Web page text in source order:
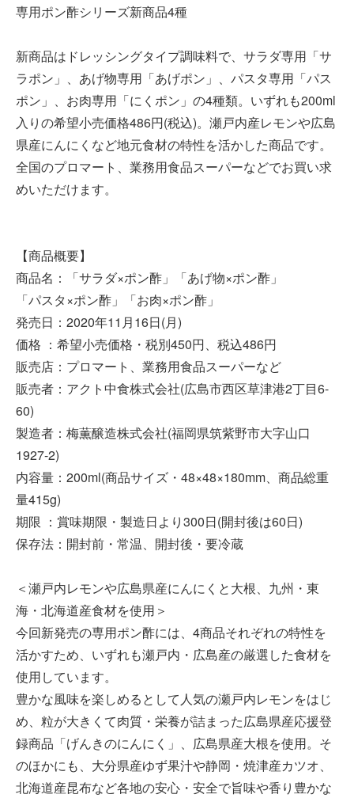
専用ポン酢シリーズ新商品4種
新商品はドレッシングタイプ調味料で、サラダ専用「サ
ラポン」、あげ物専用「あげポン」、パスタ専用「パス
ポン」、お肉専用「にくポン」の4種類。いずれも200ml
入りの希望小売価格486円(税込)。瀬戸内産レモンや広島
県産にんにくなど地元食材の特性を活かした商品です。
全国のプロマート、業務用食品スーパーなどでお買い求
めいただけます。
【商品概要】
商品名：「サラダ×ポン酢」「あげ物×ポン酢」
「パスタ×ポン酢」「お肉×ポン酢」
発売日：2020年11月16日(月)
価格 ：希望小売価格・税別450円、税込486円
販売店：プロマート、業務用食品スーパーなど
販売者：アクト中食株式会社(広島市西区草津港2丁目6-
60)
製造者：梅薫醸造株式会社(福岡県筑紫野市大字山口
1927-2)
内容量：200ml(商品サイズ・48×48×180mm、商品総重
量415g)
期限 ：賞味期限・製造日より300日(開封後は60日)
保存法：開封前・常温、開封後・要冷蔵
＜瀬戸内レモンや広島県産にんにくと大根、九州・東
海・北海道産食材を使用＞
今回新発売の専用ポン酢には、4商品それぞれの特性を
活かすため、いずれも瀬戸内・広島産の厳選した食材を
使用しています。
豊かな風味を楽しめるとして人気の瀬戸内レモンをはじ
め、粒が大きくて肉質・栄養が詰まった広島県産応援登
録商品「げんきのにんにく」、広島県産大根を使用。そ
のほかにも、大分県産ゆず果汁や静岡・焼津産カツオ、
北海道産昆布など各地の安心・安全で旨味や香り豊かな